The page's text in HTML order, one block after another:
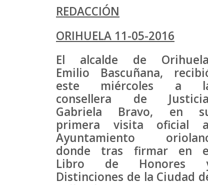
REDACCIÓN
ORIHUELA 11-05-2016
El alcalde de
Emilio Bascuñana,
este miércoles a
consellera de
Gabriela Bravo, en
primera visita oficial
Ayuntamiento
donde tras firmar en
Libro de Honores
Distinciones de la Ciudad